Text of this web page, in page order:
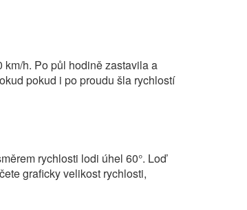
h. Po půl hodině zastavila a
pokud i po proudu šla rychlostí
rychlosti lodi úhel 60°. Loď
graficky velikost rychlosti,